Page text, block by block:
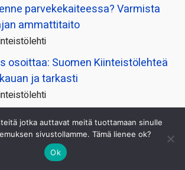
parvekekaiteessa? Varmista
ammattitaito
osoittaa: Suomen Kiinteistölehteä
ja tarkasti
sairauspäivä­rahaa saa? Suuri
takaa korkeaa päivärahaa
työ ja eläke
jotka auttavat meitä tuottamaan sinulle
sivustollamme. Tämä lienee ok?
Ok